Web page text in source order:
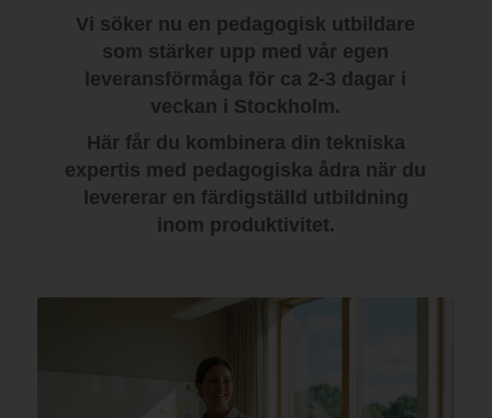
Vi söker nu en pedagogisk utbildare
som stärker upp med vår egen
leveransförmåga för ca 2-3 dagar i
veckan i Stockholm.
Här får du kombinera din tekniska
expertis med pedagogiska ådra när du
levererar en färdigställd utbildning
inom produktivitet.